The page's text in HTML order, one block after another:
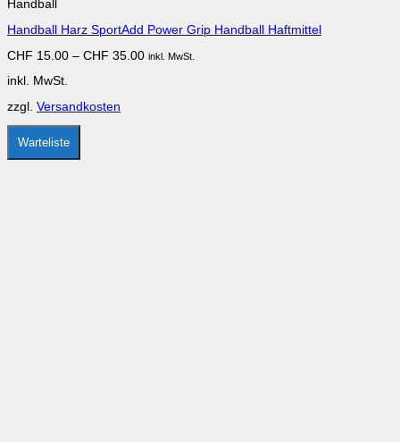
weist
Varianten
Die
können
der
Produktseite
gewählt
Handball
Handball Harz SportAdd Power Grip Handball Haftmittel
CHF 15.00 – CHF 35.00 inkl. MwSt.
inkl. MwSt.
zzgl. Versandkosten
Warteliste